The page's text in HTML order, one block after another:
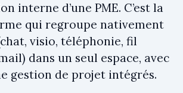
interne d’une PME. C’est la
qui regroupe nativement
visio, téléphonie, fil
dans un seul espace, avec
gestion de projet intégrés.